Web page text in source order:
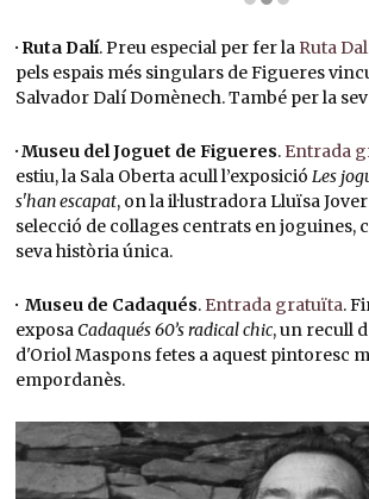
· Ruta Dalí. Preu especial per fer la Ruta
pels espais més singulars de Figueres
Salvador Dalí Domènech. També per la
· Museu del Joguet de Figueres. Entrada
estiu, la Sala Oberta acull l’exposició Les
s'han escapat, on la il·lustradora Lluïsa
selecció de collages centrats en joguines,
seva història única.
· Museu de Cadaqués. Entrada gratuïta.
exposaCadaqués 60’s radical chic, un recull
d'Oriol Maspons fetes a aquest pintoresc
empordanès.